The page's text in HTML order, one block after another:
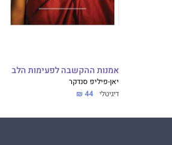
אמנות ההקשבה לפעימות הלב
יאן-פיליפ סנדקר
דיגיטלי 44 ₪